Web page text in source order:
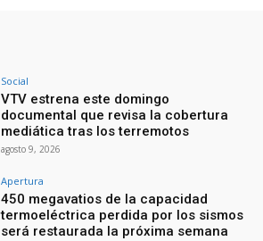
Social
VTV estrena este domingo
documental que revisa la cobertura
mediática tras los terremotos
agosto 9, 2026
Apertura
450 megavatios de la capacidad
termoeléctrica perdida por los sismos
será restaurada la próxima semana